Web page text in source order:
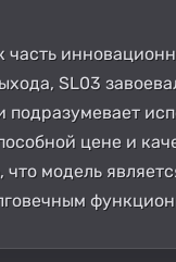
часть
SL03
цене и
модель